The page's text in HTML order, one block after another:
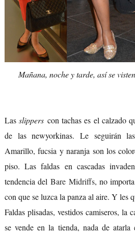
Mañana, noche y tarde, así se
Lasslippers con tachas es el calzado
de las newyorkinas. Le seguirán
Amarillo, fucsia y naranja son los
piso. Las faldas en cascadas
tendencia delBare Midriffs, no
con que se luzca la panza al aire. Y les
Faldas plisadas, vestidos camiseros, la
se vende en la tienda, nada de atarla